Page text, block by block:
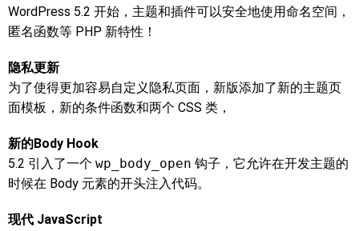
WordPress 5.2 开始，主题和插件可以安全地使用命名空间，
匿名函数等 PHP 新特性！
隐私更新
为了使得更加容易自定义隐私页面，新版添加了新的主题页
面模板，新的条件函数和两个 CSS 类，
新的Body Hook
5.2 引入了一个 wp_body_open 钩子，它允许在开发主题的
时候在 Body 元素的开头注入代码。
现代 JavaScript